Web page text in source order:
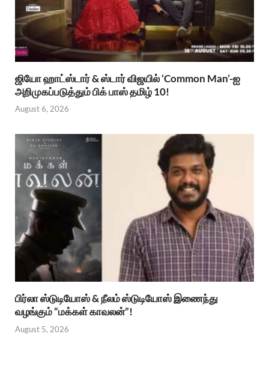
ஜியோ ஹாட்ஸ்டார் & ஸ்டார் விஜயில் ‘Common Man’-ஐ
அறிமுகப்படுத்தும் பிக் பாஸ் தமிழ் 10!
August 6, 2026
பிர்லா ஸ்டுடியோஸ் & நீலம் ஸ்டுடியோஸ் இணைந்து
வழங்கும் “மக்கள் காவலன்”!
August 5, 2026